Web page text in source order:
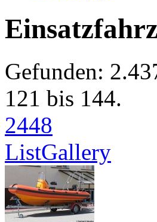
Gefunden:
121 bis 144.
2448
ListGallery